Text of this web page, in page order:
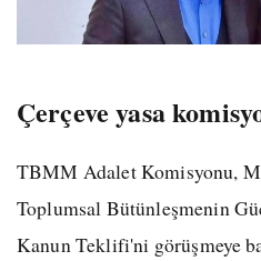
Çerçeve yasa
TBMM Adalet Komisyonu,
Toplumsal Bütünleşmenin
Kanun Teklifi'ni görüşmeye